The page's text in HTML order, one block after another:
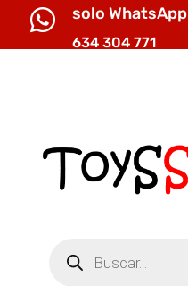
 solo WhatsApp
634 304 771
productos